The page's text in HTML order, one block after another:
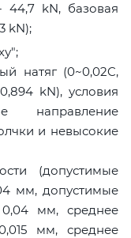
44,7 kN, базовая
kN);
натяг (0~0,02C,
kN), условия
направление
и невысокие
(допустимые
мм, допустимые
мм, среднее
мм, среднее